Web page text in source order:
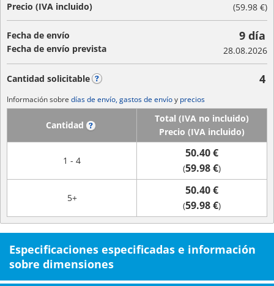
Precio (IVA incluido)
(59.98 €)
Fecha de envío
Fecha de envío prevista
9 día
28.08.2026
Cantidad solicitable 4
Información sobre días de envío, gastos de envíoy precios
Cantidad
Total (IVA no incluido)
Precio (IVA incluido)
1 - 4
50.40 €
(59.98 €)
5+
50.40 €
(59.98 €)
Especificaciones especificadas e información
sobre dimensiones